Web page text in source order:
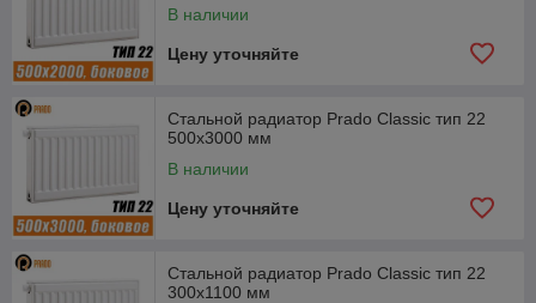
В наличии
Цену уточняйте
Стальной радиатор Prado Classic тип 22
500x3000 мм
В наличии
Цену уточняйте
Стальной радиатор Prado Classic тип 22
300x1100 мм